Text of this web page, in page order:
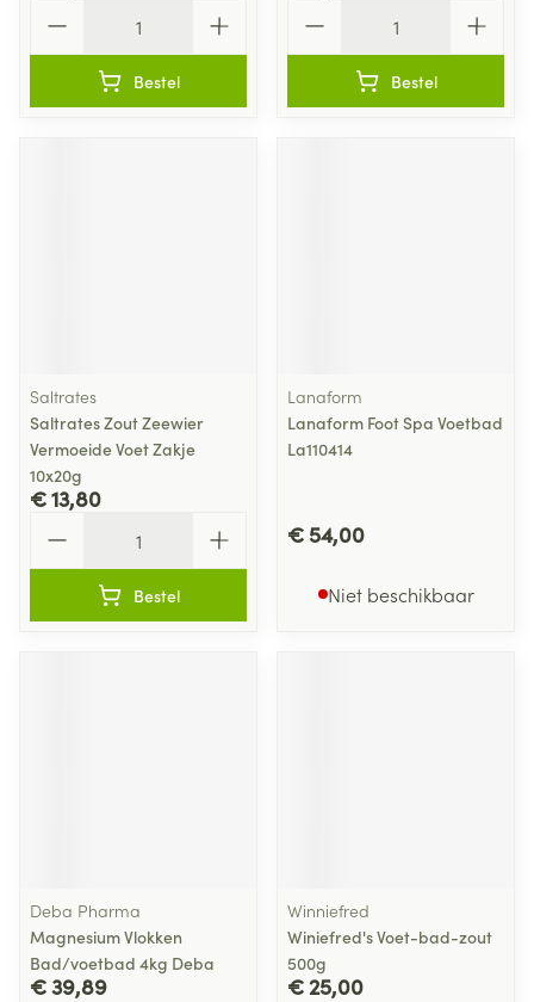
Bestel Bestel
Saltrates
Saltrates Zout Zeewier
Vermoeide Voet Zakje
10x20g
€ 13,80
Bestel
Lanaform
Lanaform Foot Spa Voetbad
La110414
€ 54,00
Niet beschikbaar
Deba Pharma
Magnesium Vlokken
Bad/voetbad 4kg Deba
€ 39,89
Winniefred
Winiefred's Voet-bad-zout
500g
€ 25,00